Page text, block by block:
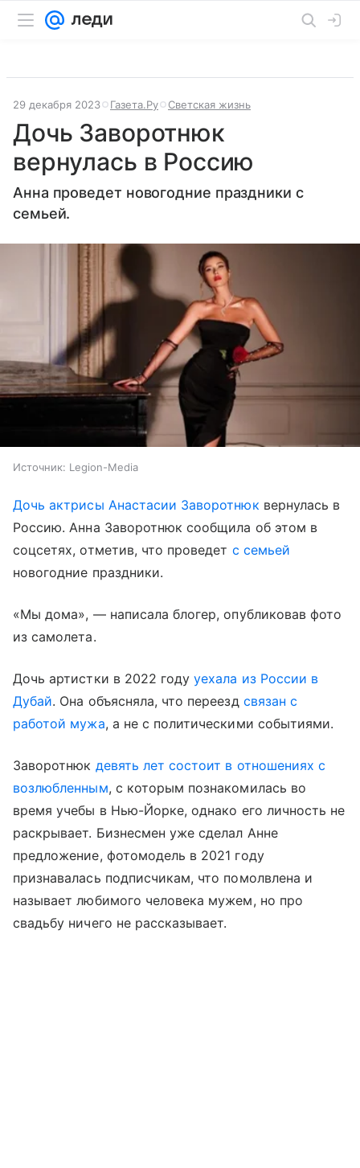
29 декабря 2023 Газета.Ру Светская жизнь
Дочь Заворотнюк
вернулась в Россию
Анна проведет новогодние праздники с
семьей.
Источник: Legion-Media
Дочь актрисы Анастасии Заворотнюк вернулась в
Россию. Анна Заворотнюк сообщила об этом в
соцсетях, отметив, что проведет с семьей
новогодние праздники.
«Мы дома», — написала блогер, опубликовав фото
из самолета.
Дочь артистки в 2022 годууехала из России в
Дубай. Она объясняла, что переезд связан с
работой мужа, а не с политическими событиями.
Заворотнюк девять лет состоит в отношениях с
возлюбленным, с которым познакомилась во
время учебы в Нью-Йорке, однако его личность не
раскрывает. Бизнесмен уже сделал Анне
предложение, фотомодель в 2021 году
признавалась подписчикам, что помолвлена и
называет любимого человека мужем, но про
свадьбу ничего не рассказывает.